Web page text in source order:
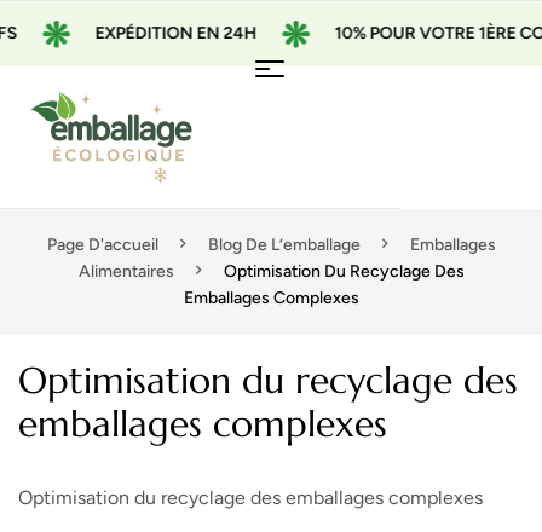
EXPÉDITION EN 24H 10% POUR VOTRE 1ÈRE
Page D'accueil Blog De L’emballage
Emballages
Alimentaires
Optimisation Du Recyclage Des
Emballages Complexes
Optimisation du recyclage des
emballages complexes
Optimisation du recyclage des emballages complexes